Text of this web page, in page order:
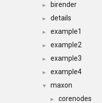
► birender
► details
► example1
► example2
► example3
► example4
▼ maxon
► corenodes